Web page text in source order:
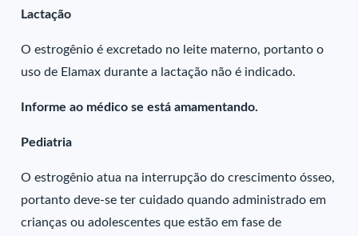
Lactação
O estrogênio é excretado no leite materno, portanto o
uso de Elamax durante a lactação não é indicado.
Informe ao médico se está amamentando.
Pediatria
O estrogênio atua na interrupção do crescimento ósseo,
portanto deve-se ter cuidado quando administrado em
crianças ou adolescentes que estão em fase de